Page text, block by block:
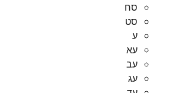
סח
סט
ע
עא
עב
עג